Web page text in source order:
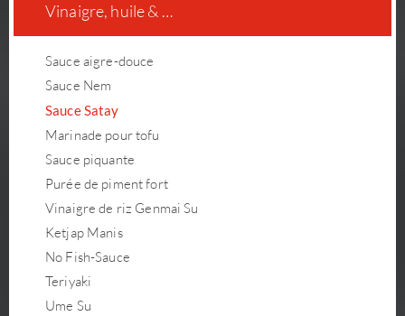
Vinaigre, huile & …
Sauce aigre-douce
Sauce Nem
Sauce Satay
Marinade pour tofu
Sauce piquante
Purée de piment fort
Vinaigre de riz Genmai Su
Ketjap Manis
No Fish-Sauce
Teriyaki
Ume Su